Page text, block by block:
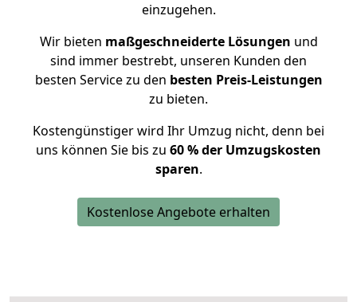
einzugehen.
Wir bieten maßgeschneiderte Lösungen und
sind immer bestrebt, unseren Kunden den
besten Service zu den besten Preis-Leistungen
zu bieten.
Kostengünstiger wird Ihr Umzug nicht, denn bei
uns können Sie bis zu 60 % der Umzugskosten
sparen.
Kostenlose Angebote erhalten